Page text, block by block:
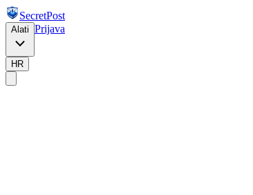
SecretPost
Alati Prijava
HR